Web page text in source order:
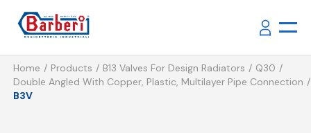
Home Products B13 Valves For Design Radiators
Q30
Double Angled With Copper, Plastic, Multilayer Pipe Connection
B3V